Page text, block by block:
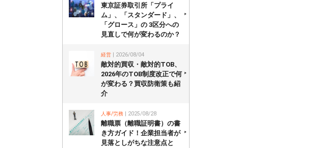
東京証券取引所「プライ
ム」、「スタンダード」、
「グロース」の 3区分への
見直しで何が変わるのか？
経営 | 2026/08/04
敵対的買収・敵対的TOB、
2026年のTOB制度改正で何
が変わる？買収防衛策も紹
介
人事/労務 | 2025/08/28
離職票（離職証明書）の書
き方ガイド！企業担当者が
見落としがちな注意点と